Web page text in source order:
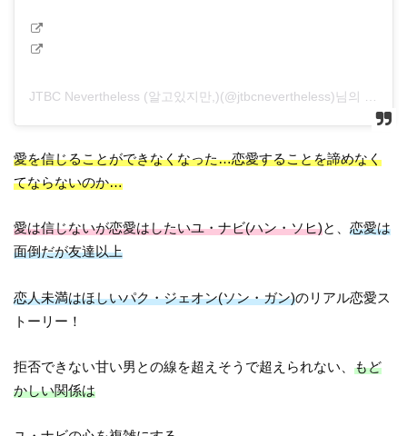
愛を信じることができなくなった…恋愛することを諦めなく
てならないのか…
愛は信じないが恋愛はしたいユ・ナビ(ハン・ソヒ)と、恋愛は
面倒だが友達以上
恋人未満はほしいパク・ジェオン(ソン・ガン)のリアル恋愛ス
トーリー！
拒否できない甘い男との線を超えそうで超えられない、もど
かしい関係は